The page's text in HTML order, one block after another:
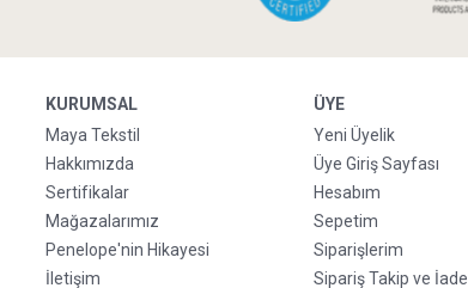
KURUMSAL
Maya Tekstil
Hakkımızda
Sertifikalar
Mağazalarımız
Penelope'nin Hikayesi
İletişim
ÜYE
Yeni Üyelik
Üye Giriş Sayfası
Hesabım
Sepetim
Siparişlerim
Sipariş Takip ve İade